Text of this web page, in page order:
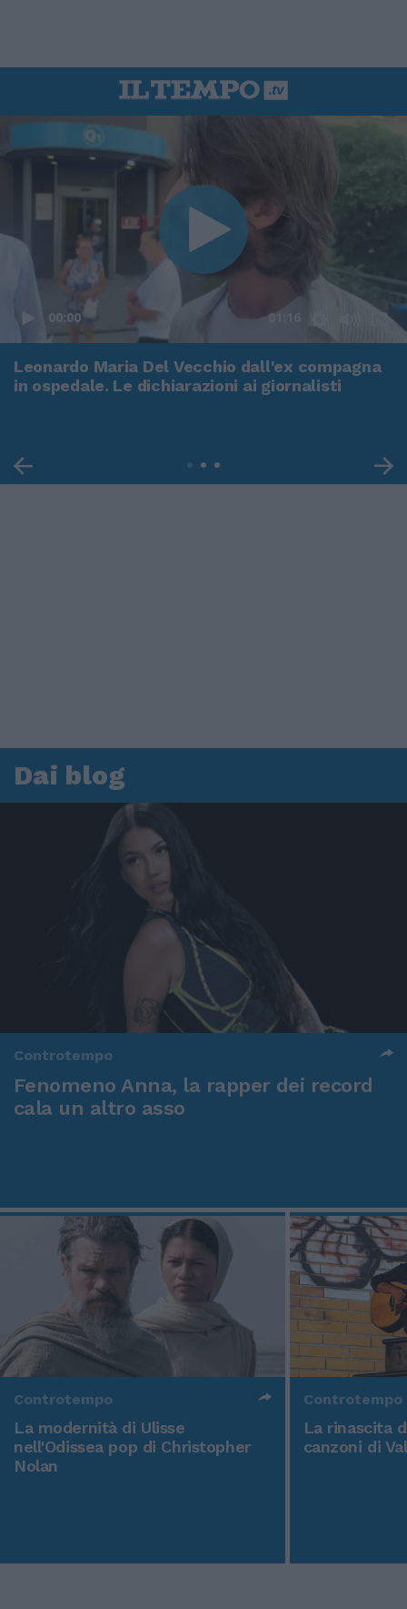
00:00 01:16
Leonardo Maria Del Vecchio dall'ex compagna
in ospedale. Le dichiarazioni ai giornalisti
Dai blog
Controtempo
Fenomeno Anna, la rapper dei record
cala un altro asso
Controtempo
La modernità di Ulisse
nell'Odissea pop di Christopher
Nolan
Controtempo
La rinascita
canzoni di